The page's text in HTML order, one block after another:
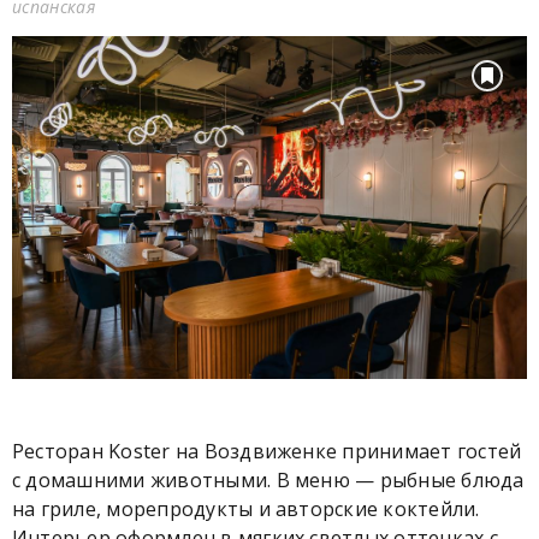
испанская
Ресторан Koster на Воздвиженке принимает гостей
с домашними животными. В меню — рыбные блюда
на гриле, морепродукты и авторские коктейли.